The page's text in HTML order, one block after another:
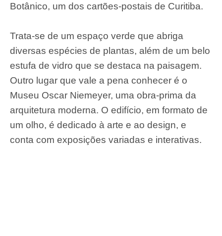
Botânico, um dos cartões-postais de Curitiba.
Trata-se de um espaço verde que abriga
diversas espécies de plantas, além de um belo
estufa de vidro que se destaca na paisagem.
Outro lugar que vale a pena conhecer é o
Museu Oscar Niemeyer, uma obra-prima da
arquitetura moderna. O edifício, em formato de
um olho, é dedicado à arte e ao design, e
conta com exposições variadas e interativas.